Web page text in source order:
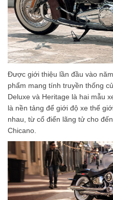
Được giới thiệu lần đầu vào
phẩm mang tính truyền thống
Deluxe và Heritage là hai mẫu
là nền tảng để giới độ xe thế
nhau, từ cổ điển lãng tử cho
Chicano.